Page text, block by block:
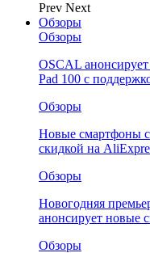
Prev Next
Обзоры
Обзоры
OSCAL
Pad 100 с
Обзоры
Новые смартфоны
скидкой на
Обзоры
Новогодняя
анонсирует новые
Обзоры